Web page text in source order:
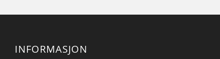
INFORMASJON